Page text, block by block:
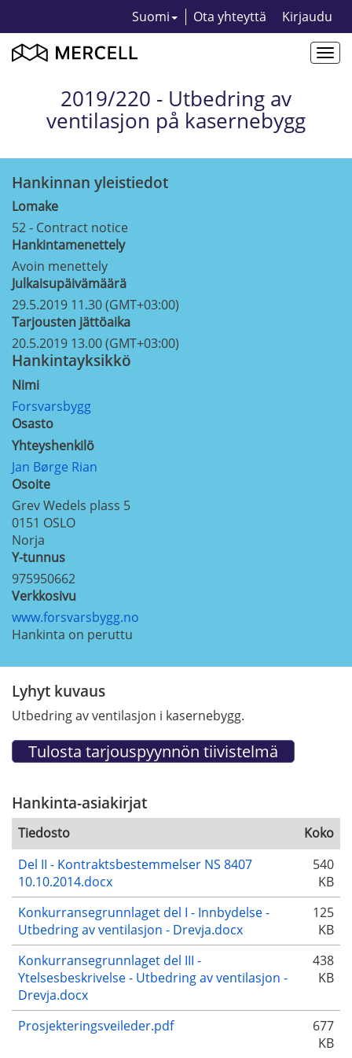
Suomi Ota yhteyttä Kirjaudu
2019/220 - Utbedring av
ventilasjon på kasernebygg
Hankinnan yleistiedot
Lomake
52 - Contract notice
Hankintamenettely
Avoin menettely
Julkaisupäivämäärä
29.5.2019 11.30 (GMT+03:00)
Tarjousten jättöaika
20.5.2019 13.00 (GMT+03:00)
Hankintayksikkö
Nimi
Forsvarsbygg
Osasto
Yhteyshenkilö
Jan Børge Rian
Osoite
Grev Wedels plass 5
0151 OSLO
Norja
Y-tunnus
975950662
Verkkosivu
www.forsvarsbygg.no
Hankinta on peruttu
Lyhyt kuvaus
Utbedring av ventilasjon i kasernebygg.
Hankinta-asiakirjat
Tiedosto
Koko
Del II - Kontraktsbestemmelser NS 8407
10.10.2014.docx
540
KB
Konkurransegrunnlaget del I - Innbydelse -
Utbedring av ventilasjon - Drevja.docx
125
KB
Konkurransegrunnlaget del III -
Ytelsesbeskrivelse - Utbedring av ventilasjon -
Drevja.docx
438
KB
Prosjekteringsveileder.pdf
677
KB